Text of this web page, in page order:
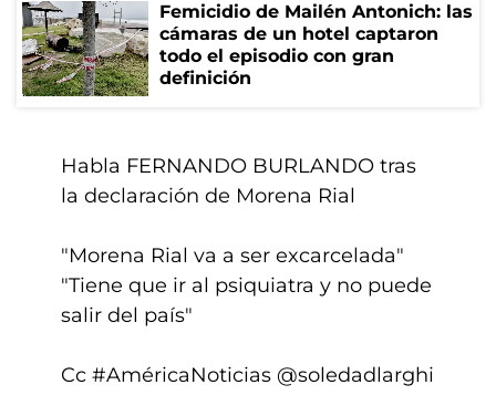
Femicidio de Mailén Antonich: las
cámaras de un hotel captaron
todo el episodio con gran
definición
Habla FERNANDO BURLANDO tras
la declaración de Morena Rial
"Morena Rial va a ser excarcelada"
"Tiene que ir al psiquiatra y no puede
salir del país"
Cc #AméricaNoticias @soledadlarghi